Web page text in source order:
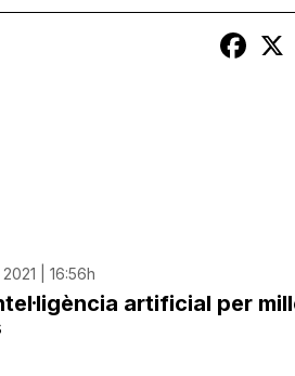
| 16:56h
artificial per